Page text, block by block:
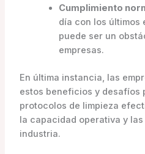
Cumplimiento
día con los últimos
puede ser un
empresas.
En última instancia, las
estos beneficios y desafíos
protocolos de limpieza
la capacidad operativa y
industria.